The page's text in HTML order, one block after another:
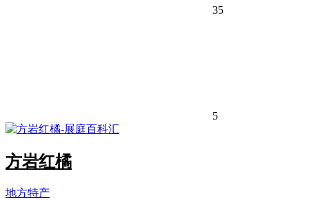
35
5
方岩红橘
地方特产